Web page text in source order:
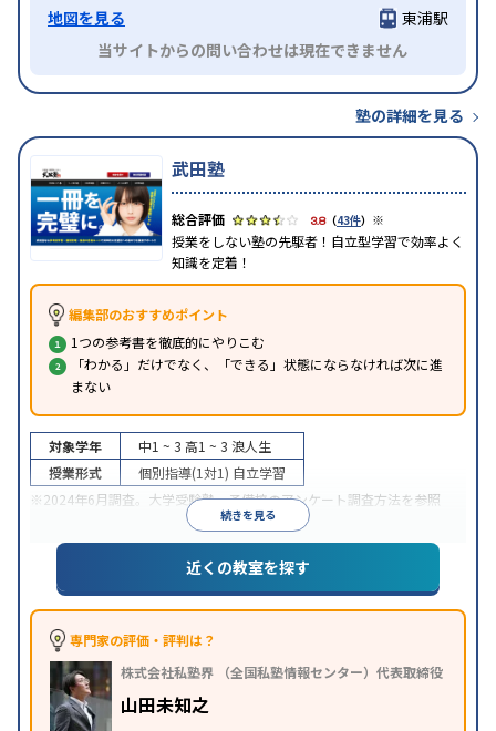
地図を見る
東浦駅
当サイトからの問い合わせは現在できません
塾の詳細を見る
武田塾
3.8（43件） ※
授業をしない塾の先駆者！自立型学習で効率よく
知識を定着！
編集部のおすすめポイント
1つの参考書を徹底的にやりこむ
「わかる」だけでなく、「できる」状態にならなければ次に進
まない
続きを見る
対象学年 中1 ~ 3 高1 ~ 3 浪人生
授業形式
個別指導(1対1) 自立学習
※2024年6月調査。 大学受験塾・予備校のアンケート調査方法を参照
近くの教室を探す
専門家の評価・評判は？
株式会社私塾界 （全国私塾情報センター）代表取締役
山田未知之